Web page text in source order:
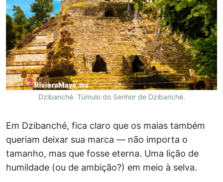
Dzibanché. Túmulo do Senhor de Dzibanché.
Em Dzibanché, fica claro que os maias também
queriam deixar sua marca — não importa o
tamanho, mas que fosse eterna. Uma lição de
humildade (ou de ambição?) em meio à selva.